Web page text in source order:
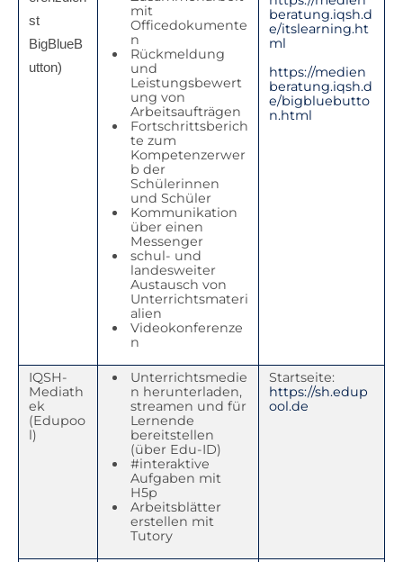
st
BigBlueB
utton)
mit
Officedokumente
n
Rückmeldung
und
Leistungsbewert
ung von
Arbeitsaufträgen
Fortschrittsberich
te zum
Kompetenzerwer
b der
Schülerinnen
und Schüler
Kommunikation
über einen
Messenger
schul- und
landesweiter
Austausch von
Unterrichtsmateri
alien
Videokonferenze
n
beratung.iqsh.d
e/itslearning.ht
ml
https://medien
beratung.iqsh.d
e/bigbluebutto
n.html
IQSH-
Mediath
ek
(Edupoo
l)
Unterrichtsmedie
n herunterladen,
streamen und für
Lernende
bereitstellen
(über Edu-ID)
#interaktive
Aufgaben mit
H5p
Arbeitsblätter
erstellen mit
Tutory
Startseite:
https://sh.edup
ool.de